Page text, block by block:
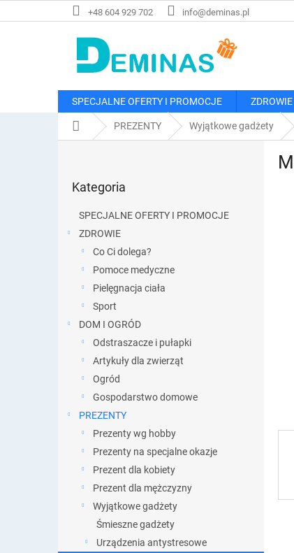
do
+48 604 929 702 info@deminas.pl
SPECJALNE OFERTY I PROMOCJE ZDROWIE
Home PREZENTY Wyjątkowe gadżety
kategorie
Kategoria
SPECJALNE OFERTY I PROMOCJE
ZDROWIE
Co Ci dolega?
Pomoce medyczne
Pielęgnacja ciała
Sport
DOM I OGRÓD
Odstraszacze i pułapki
Artykuły dla zwierząt
Ogród
Gospodarstwo domowe
PREZENTY
Prezenty wg hobby
Prezenty na specjalne okazje
Prezent dla kobiety
Prezent dla mężczyzny
Wyjątkowe gadżety
Śmieszne gadżety
Urządzenia antystresowe